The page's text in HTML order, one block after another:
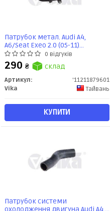
Патрубок метал. Audi A4,
A6/Seat Exeo 2.0 (05-11)
(11211879601) VIKA
0 відгуків
290 ₴ склад
Артикул:
'11211879601
Vika
Тайвань
КУПИТИ
Патрубок системи
охолодження двигуна Audi A4,